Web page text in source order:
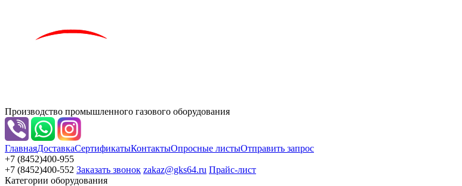
Производство промышленного газового оборудования
ГлавнаяДоставкаСертификатыКонтактыОпросные листыОтправить запрос
+7 (8452)400-955
+7 (8452)400-552 Заказать звонок zakaz@gks64.ru Прайс-лист
Категории оборудования